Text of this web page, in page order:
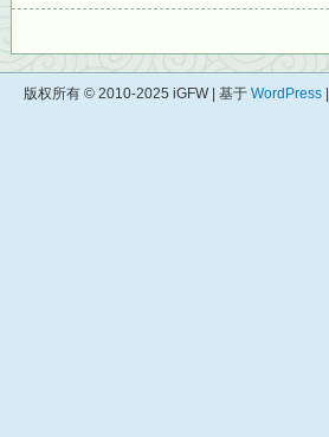
版权所有 © 2010-2025 iGFW | 基于 WordPress